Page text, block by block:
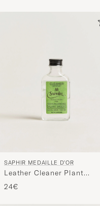
SAPHIR MEDAILLE D'OR
Leather Cleaner Plant
Based 100ml
24€